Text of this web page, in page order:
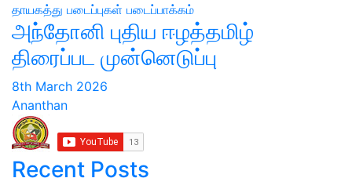
தாயகத்து படைப்புகள் படைப்பாக்கம்
அந்தோனி புதிய ஈழத்தமிழ்
திரைப்பட முன்னெடுப்பு
8th March 2026
Ananthan
Recent Posts